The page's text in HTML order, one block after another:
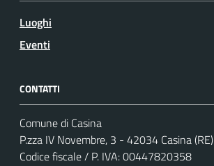
Luoghi
Eventi
CONTATTI
Comune di Casina
P.zza IV Novembre, 3 - 42034 Casina (RE)
Codice fiscale / P. IVA: 00447820358